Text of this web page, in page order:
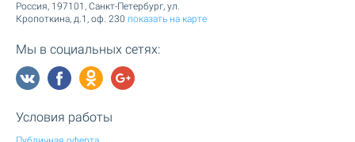
Россия, 197101, Санкт-Петербург, ул.
Кропоткина, д.1, оф. 230 показать на карте
Мы в социальных сетях:
Условия работы